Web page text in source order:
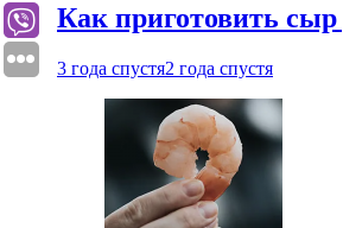
Как приготовить
3 года спустя2 года спустя